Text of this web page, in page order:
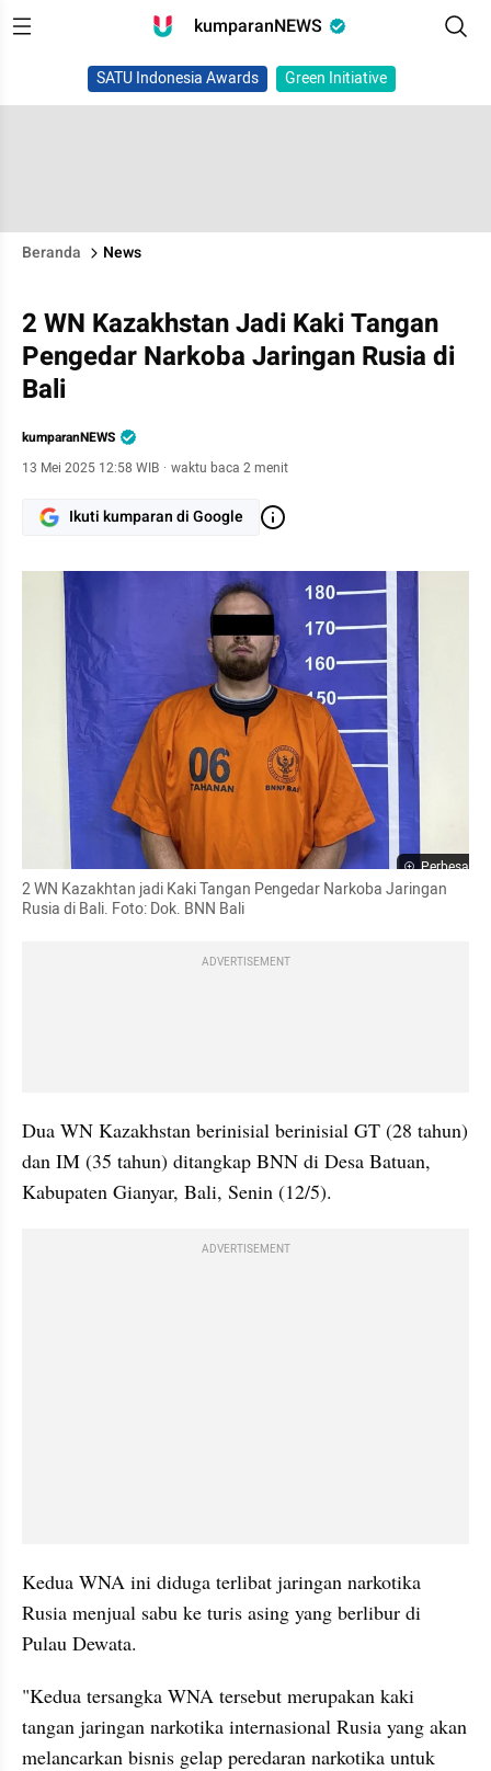
kumparanNEWS
SATU Indonesia Awards Green Initiative
Beranda News
2 WN Kazakhstan Jadi Kaki Tangan
Pengedar Narkoba Jaringan Rusia di
Bali
kumparanNEWS
13 Mei 2025 12:58 WIB · waktu baca 2 menit
Ikuti kumparan di Google
Perbesar
2 WN Kazakhtan jadi Kaki Tangan Pengedar Narkoba Jaringan
Rusia di Bali. Foto: Dok. BNN Bali
ADVERTISEMENT
Dua WN Kazakhstan berinisial berinisial GT (28 tahun)
dan IM (35 tahun) ditangkap BNN di Desa Batuan,
Kabupaten Gianyar, Bali, Senin (12/5).
ADVERTISEMENT
Kedua WNA ini diduga terlibat jaringan narkotika
Rusia menjual sabu ke turis asing yang berlibur di
Pulau Dewata.
"Kedua tersangka WNA tersebut merupakan kaki
tangan jaringan narkotika internasional Rusia yang akan
melancarkan bisnis gelap peredaran narkotika untuk